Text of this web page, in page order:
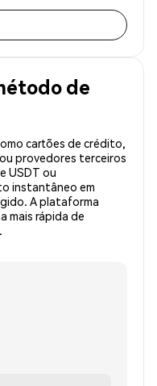
de
cartões de crédito,
provedores terceiros
USDT ou
instantâneo em
A plataforma
mais rápida de